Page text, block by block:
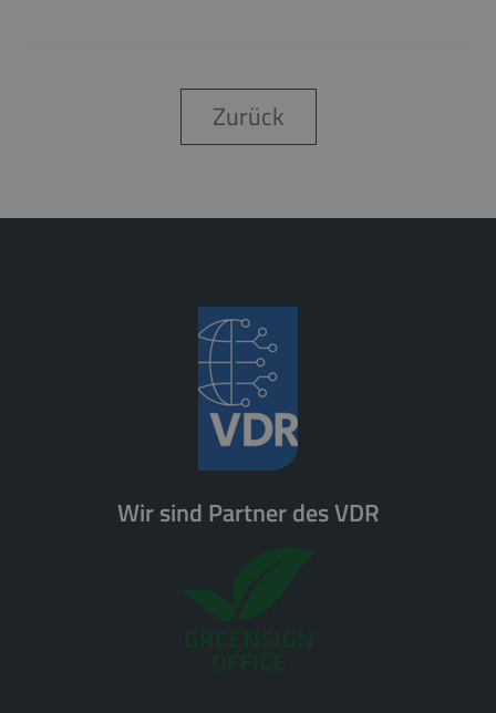
Zurück
Wir sind Partner des VDR